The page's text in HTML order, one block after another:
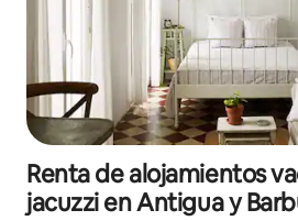
Renta de alojamientos
jacuzzi en Antigua y